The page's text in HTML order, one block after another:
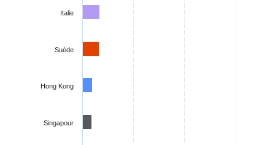
Italie
Suède
Hong Kong
Singapour